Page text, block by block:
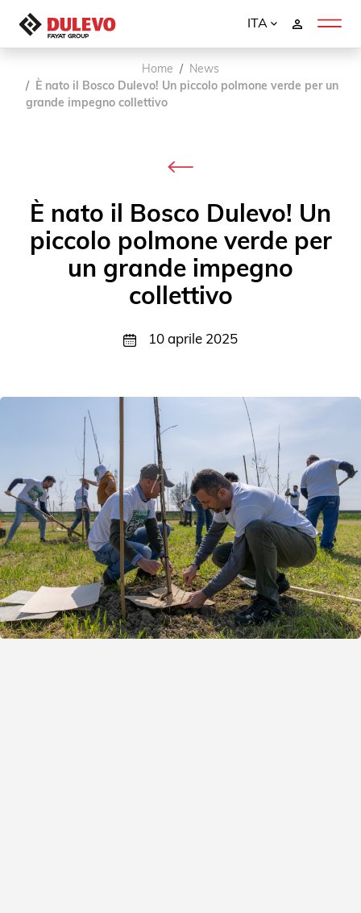
ITA
Home
News
È nato il Bosco Dulevo! Un piccolo polmone verde per un
grande impegno collettivo
È nato il Bosco Dulevo! Un
piccolo polmone verde per
un grande impegno
collettivo
10 aprile 2025